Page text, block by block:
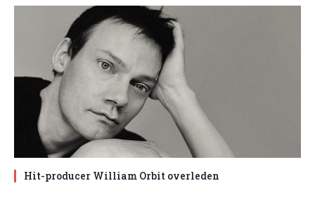
Hit-producer William Orbit overleden